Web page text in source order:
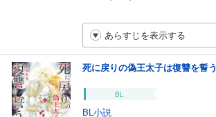
あらすじを表示する
死に戻りの偽王太子は復讐を誓う
BL
BL小説